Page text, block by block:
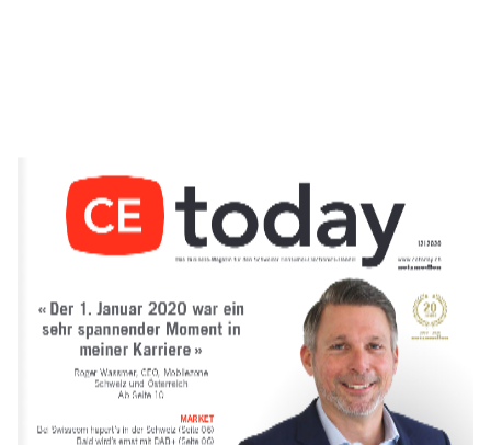
MARKET
Bei Swisscom hapert’s in der Schweiz (Seite 06)
Bald wird’s ernst mit DAB+ (Seite 06)
« Der 1. Januar 2020 war ein
sehr  spannender Moment in
meiner Karriere »
Roger Wassmer, CEO, Mobilezone
Schweiz und Österreich
Ab Seite 10
12 | 2020